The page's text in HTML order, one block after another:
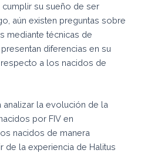
cumplir su sueño de ser
aún existen preguntas sobre
mediante técnicas de
diferencias en su
a los nacidos de
analizar la evolución de la
por FIV en
nacidos de manera
de la experiencia de Halitus